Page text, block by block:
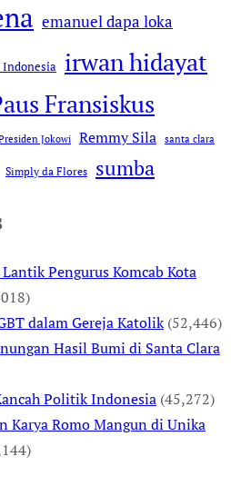
emanuel dapa loka
irwan hidayat
Fransiskus
Jokowi Remmy Sila santa clara
Simply da Flores sumba
Pengurus Komcab Kota
dalam Gereja Katolik (52,446)
Hasil Bumi di Santa Clara
Politik Indonesia (45,272)
Karya Romo Mangun di Unika